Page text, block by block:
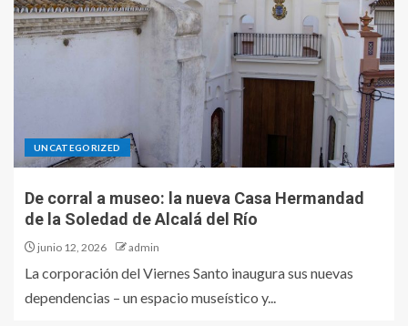
UNCATEGORIZED
De corral a museo: la nueva Casa Hermandad
de la Soledad de Alcalá del Río
junio 12, 2026 admin
La corporación del Viernes Santo inaugura sus nuevas
dependencias – un espacio museístico y...